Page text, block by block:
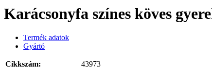
Karácsonyfa színes köves
Termék adatok
Gyártó
Cikkszám:
43973